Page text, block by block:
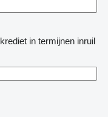
krediet in termijnen inruil